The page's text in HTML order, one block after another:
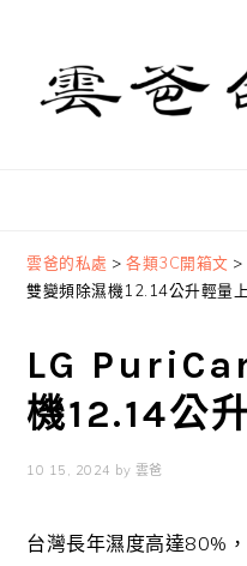
primary
navigation
content
primary
sidebar
雲爸的私處 >各類3C開箱文 >
雙變頻除濕機12.14公升輕量
LG
機12.14公
10 15, 2024 by 雲爸
台灣長年濕度高達80%